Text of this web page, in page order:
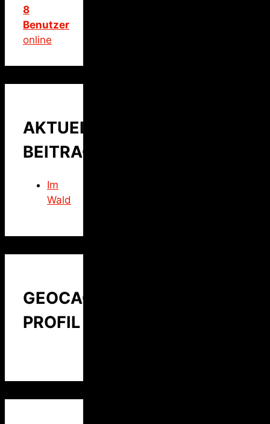
8
Benutzer
online
AKTUELLER
BEITRAG
Im
Wald
GEOCACHING
PROFIL